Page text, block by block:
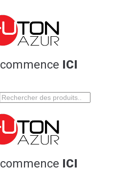
commence ICI
commence ICI